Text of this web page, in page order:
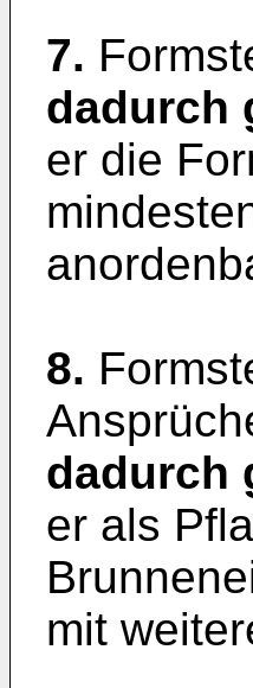
7.
dadurch
er die
8.
dadurch
er als
mit